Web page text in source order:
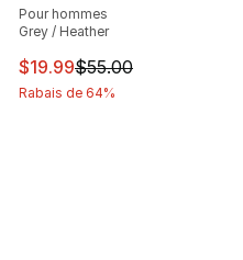
Pour hommes
Grey / Heather
Cet article est en solde.
$19.99$55.00
Rabais de 64%